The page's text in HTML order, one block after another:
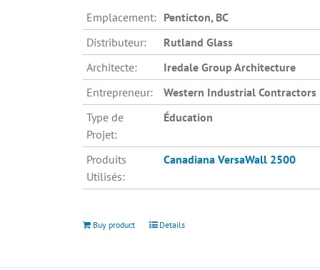
Emplacement: Penticton, BC
Distributeur:
Rutland Glass
Architecte:
Iredale Group Architecture
Entrepreneur:
Western Industrial Contractors
Type de
Projet:
Éducation
Produits
Utilisés:
Canadiana VersaWall 2500
Buy product Details